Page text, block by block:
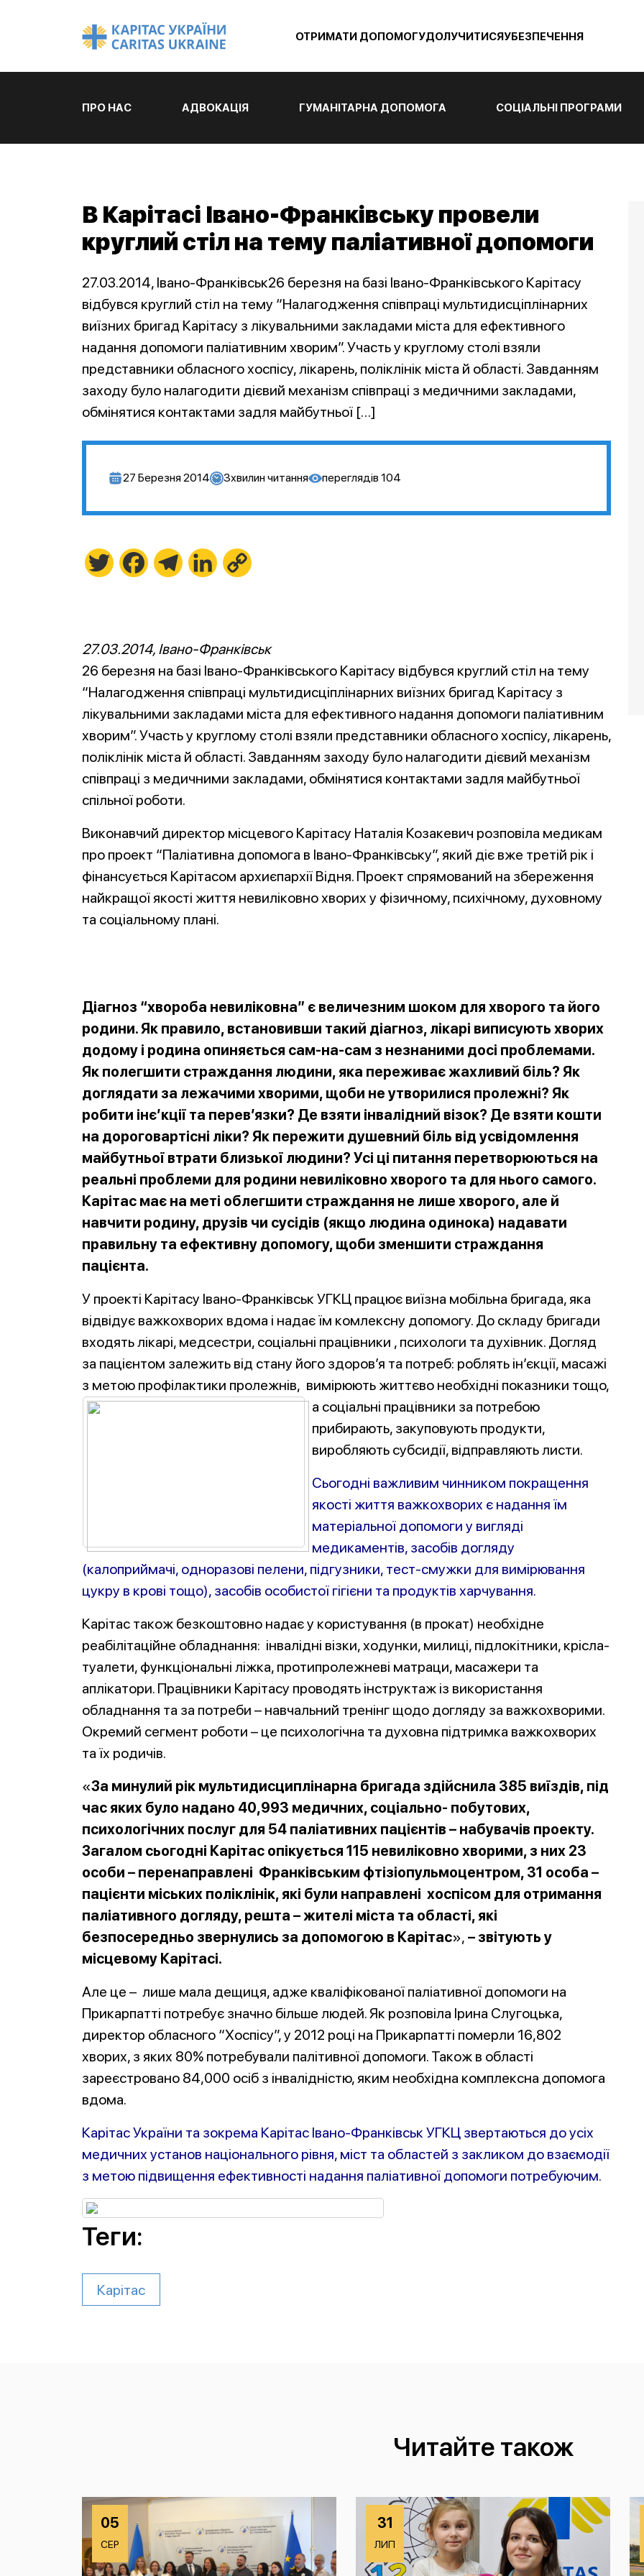
ОТРИМАТИ ДОПОМОГУДОЛУЧИТИСЯУБЕЗПЕЧЕННЯ
ПРО НАС АДВОКАЦІЯ ГУМАНІТАРНА ДОПОМОГА СОЦІАЛЬНІ ПРОГРАМИ
В Карітасі Івано-Франківську провели
круглий стіл на тему паліативної допомоги
27.03.2014, Івано-Франківськ26 березня на базі Івано-Франківського Карітасу
відбувся круглий стіл на тему “Налагодження співпраці мультидисціплінарних
виїзних бригад Карітасу з лікувальними закладами міста для ефективного
надання допомоги паліативним хворим”. Участь у круглому столі взяли
представники обласного хоспісу, лікарень, поліклінік міста й області. Завданням
заходу було налагодити дієвий механізм співпраці з медичними закладами,
обмінятися контактами задля майбутньої […]
27 Березня 2014 3хвилин читання переглядів 104
Twitter FacebookTelegramLinkedIn
27.03.2014, Івано-Франківськ
26 березня на базі Івано-Франківського Карітасу відбувся круглий стіл на тему
“Налагодження співпраці мультидисціплінарних виїзних бригад Карітасу з
лікувальними закладами міста для ефективного надання допомоги паліативним
хворим”. Участь у круглому столі взяли представники обласного хоспісу, лікарень,
поліклінік міста й області. Завданням заходу було налагодити дієвий механізм
співпраці з медичними закладами, обмінятися контактами задля майбутньої
спільної роботи.
Виконавчий директор місцевого Карітасу Наталія Козакевич розповіла медикам
про проект “Паліативна допомога в Івано-Франківську”, який діє вже третій рік і
фінансується Карітасом архиєпархії Відня. Проект спрямований на збереження
найкращої якості життя невиліковно хворих у фізичному, психічному, духовному
та соціальному плані.
Діагноз “хвороба невиліковна” є величезним шоком для хворого та його
родини. Як правило, встановивши такий діагноз, лікарі виписують хворих
додому і родина опиняється сам-на-сам з незнаними досі проблемами.
Як полегшити страждання людини, яка переживає жахливий біль? Як
доглядати за лежачими хворими, щоби не утворилися пролежні? Як
робити інє’кції та перев’язки? Де взяти інвалідний візок? Де взяти кошти
на дороговартісні ліки? Як пережити душевний біль від усвідомлення
майбутньої втрати близької людини? Усі ці питання перетворюються на
реальні проблеми для родини невиліковно хворого та для нього самого.
Карітас має на меті облегшити страждання не лише хворого, але й
навчити родину, друзів чи сусідів (якщо людина одинока) надавати
правильну та ефективну допомогу, щоби зменшити страждання
пацієнта.
У проекті Карітасу Івано-Франківськ УГКЦ працює виїзна мобільна бригада, яка
відвідує важкохворих вдома і надає їм комлексну допомогу. До складу бригади
входять лікарі, медсестри, соціальні працівники , психологи та духівник. Догляд
за пацієнтом залежить від стану його здоров’я та потреб: роблять ін’єкції, масажі
з метою профілактики пролежнів, вимірюють життєво необхідні показники тощо,
а соціальні працівники за потребою
прибирають, закуповують продукти,
виробляють субсидії, відправляють листи.
Сьогодні важливим чинником покращення
якості життя важкохворих є надання їм
матеріальної допомоги у вигляді
медикаментів, засобів догляду
(калоприймачі, одноразові пелени, підгузники, тест-смужки для вимірювання
цукру в крові тощо), засобів особистої гігієни та продуктів харчування.
Карітас також безкоштовно надає у користування (в прокат) необхідне
реабілітаційне обладнання: інвалідні візки, ходунки, милиці, підлокітники, крісла-
туалети, функціональні ліжка, протипролежневі матраци, масажери та
аплікатори. Працівники Карітасу проводять інструктаж із використання
обладнання та за потреби – навчальний тренінг щодо догляду за важкохворими.
Окремий сегмент роботи – це психологічна та духовна підтримка важкохворих
та їх родичів.
«За минулий рік мультидисциплінарна бригада здійснила 385 виїздів, під
час яких було надано 40,993 медичних, соціально- побутових,
психологічних послуг для 54 паліативних пацієнтів – набувачів проекту.
Загалом сьогодні Карітас опікується 115 невиліковно хворими, з них 23
особи – перенаправлені Франківським фтізіопульмоцентром, 31 особа –
пацієнти міських поліклінік, які були направлені хоспісом для отримання
паліативного догляду, решта – жителі міста та області, які
безпосередньо звернулись за допомогою в Карітас», – звітують у
місцевому Карітасі.
Але це – лише мала дещиця, адже кваліфікованої паліативної допомоги на
Прикарпатті потребує значно більше людей. Як розповіла Ірина Слугоцька,
директор обласного “Хоспісу”, у 2012 році на Прикарпатті померли 16,802
хворих, з яких 80% потребували палітивної допомоги. Також в області
зареєстровано 84,000 осіб з інвалідністю, яким необхідна комплексна допомога
вдома.
Карітас України та зокрема Карітас Івано-Франківськ УГКЦ звертаються до усіх
медичних установ національного рівня, міст та областей з закликом до взаємодії
з метою підвищення ефективності надання паліативної допомоги потребуючим.
Теги:
Карітас
Читайте також
05
СЕР
31
ЛИП